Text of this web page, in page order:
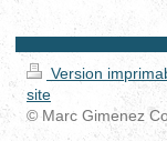
Version
site
© Marc Gimenez